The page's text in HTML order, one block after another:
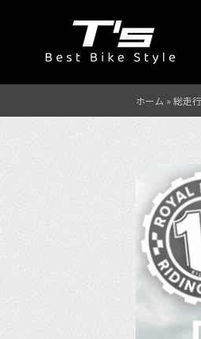
ホーム » 総走